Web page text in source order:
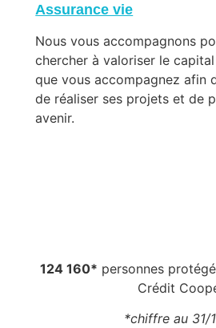
Assurance vie
Nous vous accompagnons
chercher à valoriser le
que vous accompagnez afin
de réaliser ses projets et de
avenir.
124 160* personnes
Crédit
*chiffre au 31/